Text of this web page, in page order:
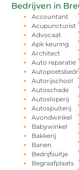
Bedrijven in
Accountant
Acupuncturist
Advocaat
Apk keuring
Architect
Auto reparatie
Autorijschool
Autoschade
Autosloperij
Autospuiterij
Avondwinkel
Babywinkel
Bakkerij
Banen
Bedrijfsuitje
Begraafplaats